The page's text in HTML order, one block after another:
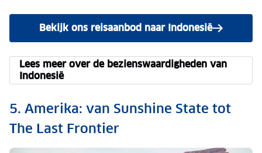
Bekijk ons reisaanbod naar Indonesië
Lees meer over de bezienswaardigheden van
Indonesië
5. Amerika: van Sunshine State tot
The Last Frontier